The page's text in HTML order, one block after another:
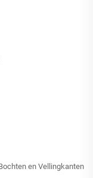
en Vellingkanten